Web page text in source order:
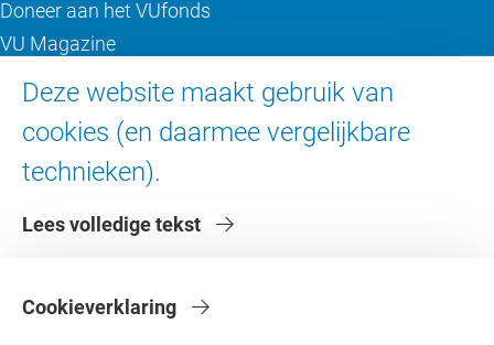
Deze website maakt gebruik van
cookies (en daarmee vergelijkbare
technieken).
Lees volledige tekst
Cookieverklaring
Doneer aan het VUfonds
VU Magazine
Over de VU
Contact en route
Faculteiten